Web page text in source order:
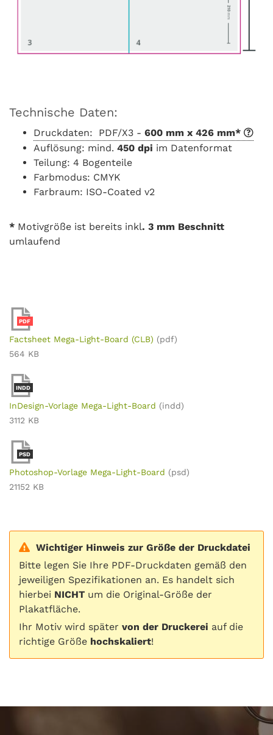
Technische Daten:
Druckdaten: PDF/X3 - 600 mm x 426 mm*
Auflösung: mind. 450 dpi im Datenformat
Teilung: 4 Bogenteile
Farbmodus: CMYK
Farbraum: ISO-Coated v2
* Motivgröße ist bereits inkl. 3 mm Beschnitt
umlaufend
PDF
Factsheet Mega-Light-Board (CLB) (pdf)
564 KB
INDD
InDesign-Vorlage Mega-Light-Board (indd)
3112 KB
PSD
Photoshop-Vorlage Mega-Light-Board (psd)
21152 KB
Wichtiger Hinweis zur Größe der Druckdatei
Bitte legen Sie Ihre PDF-Druckdaten gemäß den
jeweiligen Spezifikationen an. Es handelt sich
hierbei NICHT um die Original-Größe der
Plakatfläche.
Ihr Motiv wird später von der Druckerei auf die
richtige Größe hochskaliert!